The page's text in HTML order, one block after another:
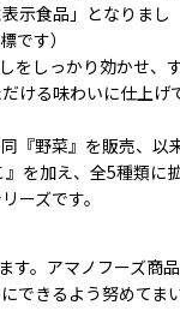
示食品」となりまし
です）
をしっかり効かせ、
ける味わいに仕上げ
『野菜』を販売、以
を加え、全5種類に
ーズです。
す。アマノフーズ商品
できるよう努めてま